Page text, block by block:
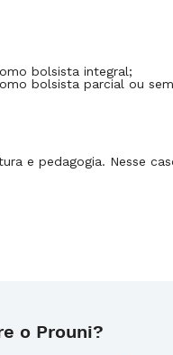
bolsista integral;
bolsista parcial ou
e pedagogia. Nesse
o Prouni?